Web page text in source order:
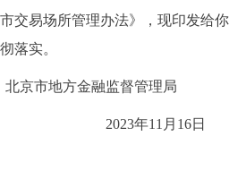
我要咨询 我要建议
交易场所管理办法》，现印发给你
落实。
北京市地方金融监督管理局
2023年11月16日